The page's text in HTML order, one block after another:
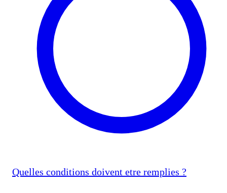
Quelles conditions doivent etre remplies ?